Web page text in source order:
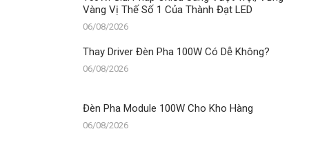
Vàng Vị Thế Số 1 Của Thành Đạt LED
06/08/2026
Thay Driver Đèn Pha 100W Có Dễ Không?
06/08/2026
Đèn Pha Module 100W Cho Kho Hàng
06/08/2026